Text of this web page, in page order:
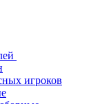
игроков